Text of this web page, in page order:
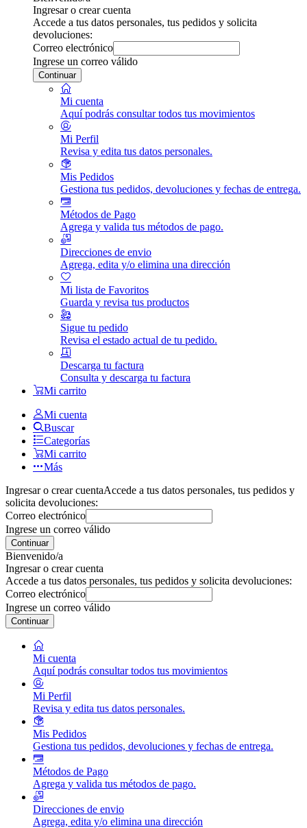
Ingresar o crear cuenta
Accede a tus datos personales, tus pedidos y solicita
devoluciones:
Correo electrónico
Ingrese un correo válido
Continuar
Mi cuenta
Aquí podrás consultar todos tus movimientos
Mi Perfil
Revisa y edita tus datos personales.
Mis Pedidos
Gestiona tus pedidos, devoluciones y fechas de entrega.
Métodos de Pago
Agrega y valida tus métodos de pago.
Direcciones de envio
Agrega, edita y/o elimina una dirección
Mi lista de Favoritos
Guarda y revisa tus productos
Sigue tu pedido
Revisa el estado actual de tu pedido.
Descarga tu factura
Consulta y descarga tu factura
Mi carrito
Mi cuenta
Buscar
Categorías
Mi carrito
Más
Ingresar o crear cuentaAccede a tus datos personales, tus pedidos y
solicita devoluciones:
Correo electrónico
Ingrese un correo válido
Continuar
Bienvenido/a
Ingresar o crear cuenta
Accede a tus datos personales, tus pedidos y solicita devoluciones:
Correo electrónico
Ingrese un correo válido
Continuar
Mi cuenta
Aquí podrás consultar todos tus movimientos
Mi Perfil
Revisa y edita tus datos personales.
Mis Pedidos
Gestiona tus pedidos, devoluciones y fechas de entrega.
Métodos de Pago
Agrega y valida tus métodos de pago.
Direcciones de envio
Agrega, edita y/o elimina una dirección